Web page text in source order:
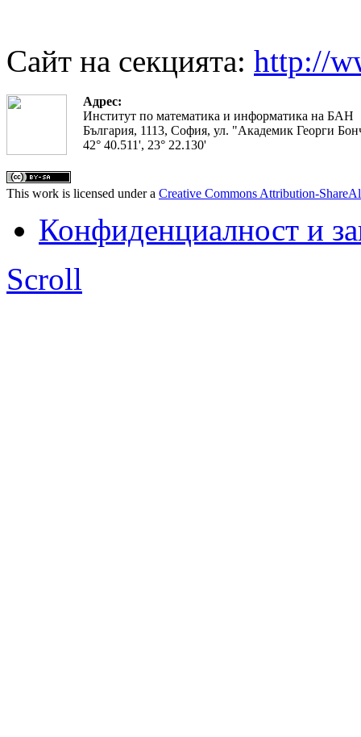
Сайт на секцията: http://
Адрес:
Институт по математика и информатика на БАН
България, 1113, София, ул. "Академик Георги
42° 40.511', 23° 22.130'
This work is licensed under a Creative Commons Attribution-
Конфиденциалност и
Scroll